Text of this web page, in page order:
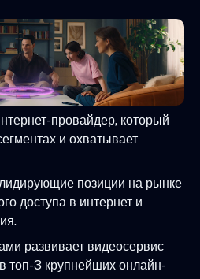
провайдер, который
и охватывает
позиции на рынке
доступа в интернет и
развивает видеосервис
топ-3 крупнейших онлайн-